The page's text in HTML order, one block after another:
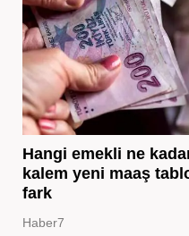
Hangi emekli ne
kalem yeni maaş
fark
Haber7